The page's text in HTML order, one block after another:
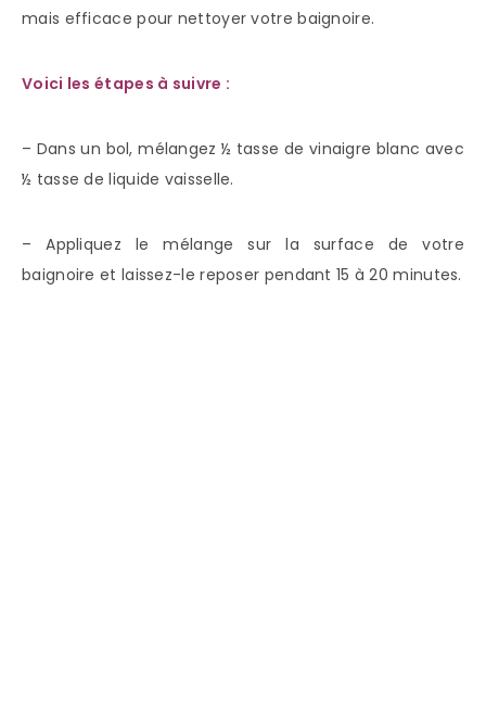
mais efficace pour nettoyer votre baignoire.
Voici les étapes à suivre :
– Dans un bol, mélangez ½ tasse de vinaigre blanc avec
½ tasse de liquide vaisselle.
– Appliquez le mélange sur la surface de votre
baignoire et laissez-le reposer pendant 15 à 20 minutes.